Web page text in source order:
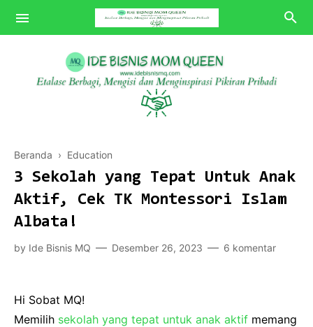
Tips MQ
Review MQ
POV MQ
Beranda › Education
3 Sekolah yang Tepat Untuk Anak
Aktif, Cek TK Montessori Islam
Albata!
by Ide Bisnis MQ Desember 26, 2023 6 komentar
Hi Sobat MQ!
Memilih sekolah yang tepat untuk anak aktif memang